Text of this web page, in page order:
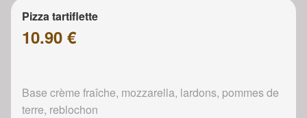
Pizza tartiflette
10.90 €
Base crème fraîche, mozzarella, lardons, pommes de
terre, reblochon